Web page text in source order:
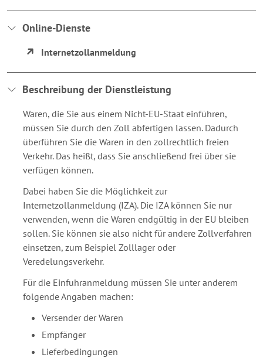
Online-Dienste
Internetzollanmeldung
Beschreibung der Dienstleistung
Waren, die Sie aus einem Nicht-EU-Staat einführen,
müssen Sie durch den Zoll abfertigen lassen. Dadurch
überführen Sie die Waren in den zollrechtlich freien
Verkehr. Das heißt, dass Sie anschließend frei über sie
verfügen können.
Dabei haben Sie die Möglichkeit zur
Internetzollanmeldung (IZA). Die IZA können Sie nur
verwenden, wenn die Waren endgültig in der EU bleiben
sollen. Sie können sie also nicht für andere Zollverfahren
einsetzen, zum Beispiel Zolllager oder
Veredelungsverkehr.
Für die Einfuhranmeldung müssen Sie unter anderem
folgende Angaben machen:
Versender der Waren
Empfänger
Lieferbedingungen